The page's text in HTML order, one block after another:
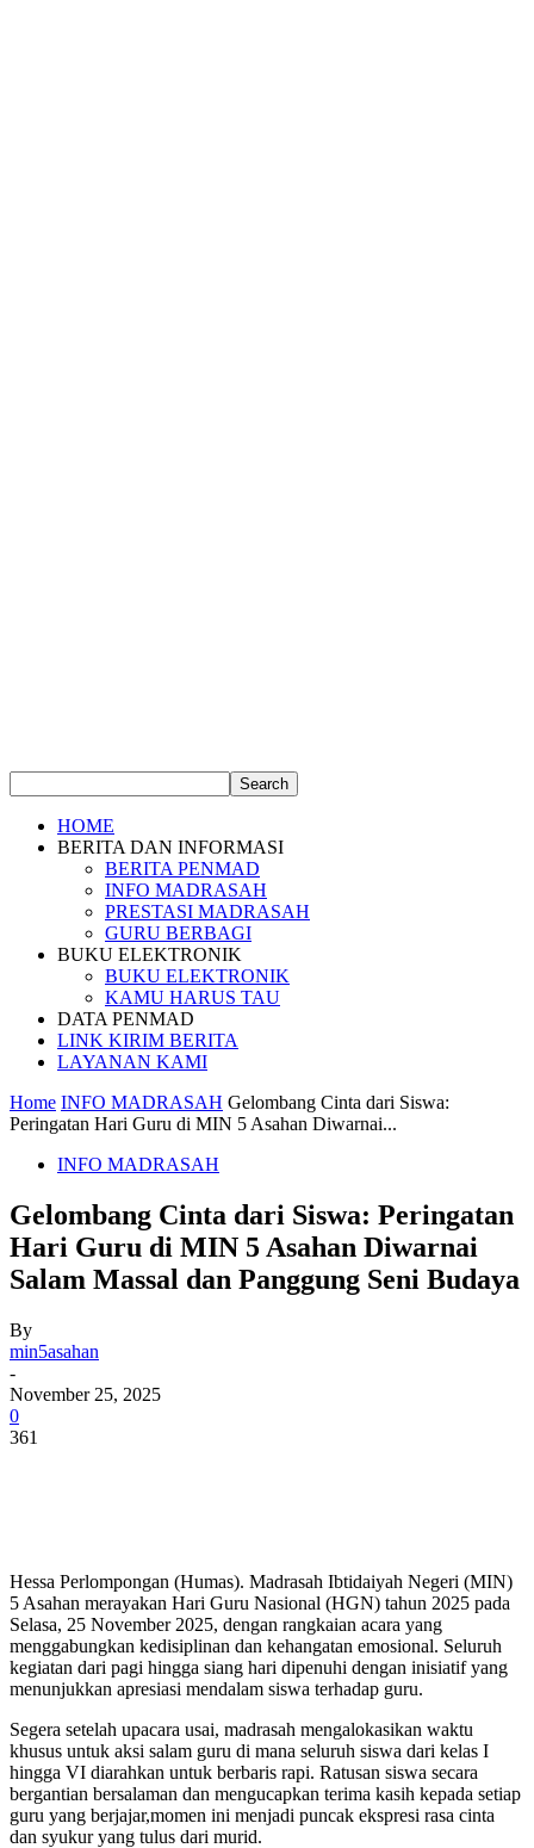
HOME
BERITA DAN INFORMASI
BERITA PENMAD
INFO MADRASAH
PRESTASI MADRASAH
GURU BERBAGI
BUKU ELEKTRONIK
BUKU ELEKTRONIK
KAMU HARUS TAU
DATA PENMAD
LINK KIRIM BERITA
LAYANAN KAMI
Home INFO MADRASAH Gelombang Cinta dari Siswa:
Peringatan Hari Guru di MIN 5 Asahan Diwarnai...
INFO MADRASAH
Gelombang Cinta dari Siswa: Peringatan
Hari Guru di MIN 5 Asahan Diwarnai
Salam Massal dan Panggung Seni Budaya
By
min5asahan
-
November 25, 2025
0
361
Hessa Perlompongan (Humas). Madrasah Ibtidaiyah Negeri (MIN)
5 Asahan merayakan Hari Guru Nasional (HGN) tahun 2025 pada
Selasa, 25 November 2025, dengan rangkaian acara yang
menggabungkan kedisiplinan dan kehangatan emosional. Seluruh
kegiatan dari pagi hingga siang hari dipenuhi dengan inisiatif yang
menunjukkan apresiasi mendalam siswa terhadap guru.
Segera setelah upacara usai, madrasah mengalokasikan waktu
khusus untuk aksi salam guru di mana seluruh siswa dari kelas I
hingga VI diarahkan untuk berbaris rapi. Ratusan siswa secara
bergantian bersalaman dan mengucapkan terima kasih kepada setiap
guru yang berjajar,momen ini menjadi puncak ekspresi rasa cinta
dan syukur yang tulus dari murid.